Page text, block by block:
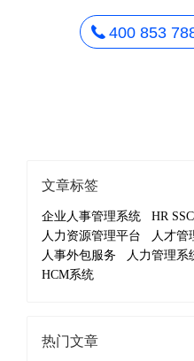
400 853
文章标签
企业人事管理系统 HR SSC
人力资源管理平台
人才管
人事外包服务
人力管理系
HCM系统
热门文章